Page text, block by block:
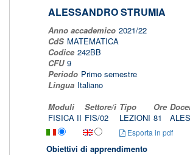
ALESSANDRO STRUMIA
Anno accademico 2021/22
CdS MATEMATICA
Codice 242BB
CFU 9
Periodo Primo semestre
Lingua Italiano
Moduli
Settore/i Tipo Ore
FISICA II FIS/02 LEZIONI 81
Esporta in pdf
Obiettivi di apprendimento